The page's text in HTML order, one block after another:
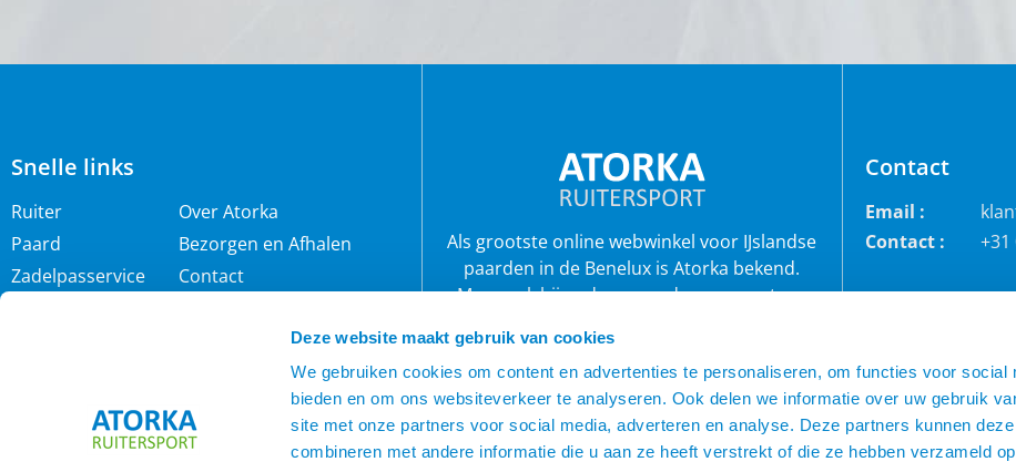
Deze website maakt gebruik van cookies
We gebruiken cookies om content en advertenties te personaliseren, om functies voor social
bieden en om ons websiteverkeer te analyseren. Ook delen we informatie over uw gebruik
site met onze partners voor social media, adverteren en analyse. Deze partners kunnen
combineren met andere informatie die u aan ze heeft verstrekt of die ze hebben verzameld
Snelle links
Ruiter
Paard
Zadelpasservice
Over Atorka
Bezorgen en Afhalen
Contact
Voorwaarden
Als grootste online webwinkel voor IJslandse
paarden in de Benelux is Atorka bekend.
Maar ook bij andere paardenrassen staan
rijbroeken, waterdichte ruiterjassen en zo
veel meer!
Contact
Email :
Contact :
+31